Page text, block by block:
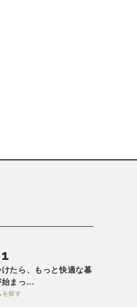
たら、もっと快適な暮
始まっ...
を探す